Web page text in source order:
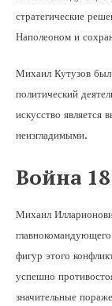
стратегические
Наполеоном и
Михаил Кутузов был
политический
искусство
неизгладимыми.
Война
Михаил
фигур этого
успешно
значительные